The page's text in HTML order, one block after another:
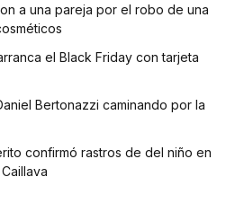
a una pareja por el robo de una
el Black Friday con tarjeta
Bertonazzi caminando por la
confirmó rastros de del niño en